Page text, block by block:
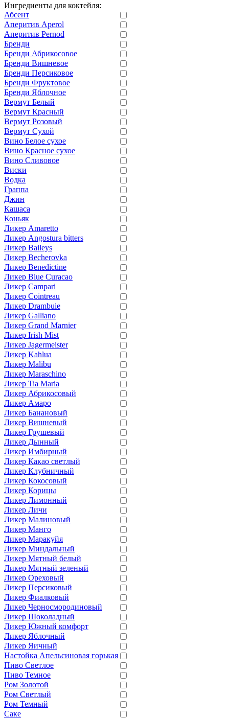
Ингредиенты для коктейля:
Абсент
Аперитив Aperol
Аперитив Pernod
Бренди
Бренди Абрикосовое
Бренди Вишневое
Бренди Персиковое
Бренди Фруктовое
Бренди Яблочное
Вермут Белый
Вермут Красный
Вермут Розовый
Вермут Сухой
Вино Белое сухое
Вино Красное сухое
Вино Сливовое
Виски
Водка
Граппа
Джин
Кашаса
Коньяк
Ликер Amaretto
Ликер Angostura bitters
Ликер Baileys
Ликер Becherovka
Ликер Benedictine
Ликер Blue Curacao
Ликер Campari
Ликер Cointreau
Ликер Drambuie
Ликер Galliano
Ликер Grand Marnier
Ликер Irish Mist
Ликер Jagermeister
Ликер Kahlua
Ликер Malibu
Ликер Maraschino
Ликер Tia Maria
Ликер Абрикосовый
Ликер Амаро
Ликер Банановый
Ликер Вишневый
Ликер Грушевый
Ликер Дынный
Ликер Имбирный
Ликер Какао светлый
Ликер Клубничный
Ликер Кокосовый
Ликер Корицы
Ликер Лимонный
Ликер Личи
Ликер Малиновый
Ликер Манго
Ликер Маракуйя
Ликер Миндальный
Ликер Мятный белый
Ликер Мятный зеленый
Ликер Ореховый
Ликер Персиковый
Ликер Фиалковый
Ликер Черносмородиновый
Ликер Шоколадный
Ликер Южный комфорт
Ликер Яблочный
Ликер Яичный
Настойка Апельсиновая горькая
Пиво Светлое
Пиво Темное
Ром Золотой
Ром Светлый
Ром Темный
Саке